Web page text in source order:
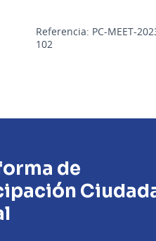
Referencia: PC-MEET-
102
de